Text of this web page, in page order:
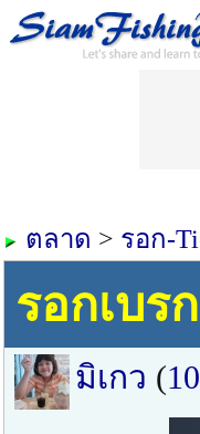
ตลาด > รอก-
รอกเบร
มิเกว (